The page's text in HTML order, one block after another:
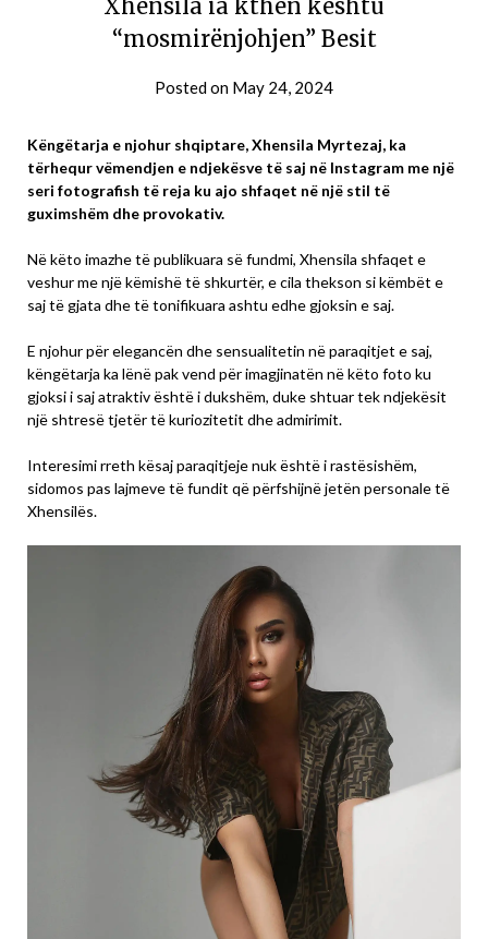
Xhensila ia kthen kështu
“mosmirënjohjen” Besit
Posted on May 24, 2024
Këngëtarja e njohur shqiptare, Xhensila Myrtezaj, ka
tërhequr vëmendjen e ndjekësve të saj në Instagram me një
seri fotografish të reja ku ajo shfaqet në një stil të
guximshëm dhe provokativ.
Në këto imazhe të publikuara së fundmi, Xhensila shfaqet e
veshur me një këmishë të shkurtër, e cila thekson si këmbët e
saj të gjata dhe të tonifikuara ashtu edhe gjoksin e saj.
E njohur për elegancën dhe sensualitetin në paraqitjet e saj,
këngëtarja ka lënë pak vend për imagjinatën në këto foto ku
gjoksi i saj atraktiv është i dukshëm, duke shtuar tek ndjekësit
një shtresë tjetër të kuriozitetit dhe admirimit.
Interesimi rreth kësaj paraqitjeje nuk është i rastësishëm,
sidomos pas lajmeve të fundit që përfshijnë jetën personale të
Xhensilës.